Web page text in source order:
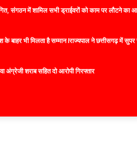
संगठन में शामिल सभी ड्राईवरों को काम पर लौटने का
बाहर भी मिलता है सम्मान lराज्यपाल ने छत्तीसगढ़ में
अंग्रेजी शराब सहित दो आरोपी गिरफ्तार